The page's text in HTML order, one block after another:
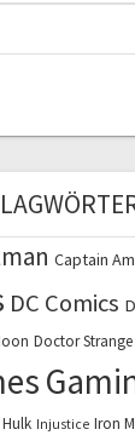
Captain
DC Comics
Doctor Strange
Hulk Injustice Iron